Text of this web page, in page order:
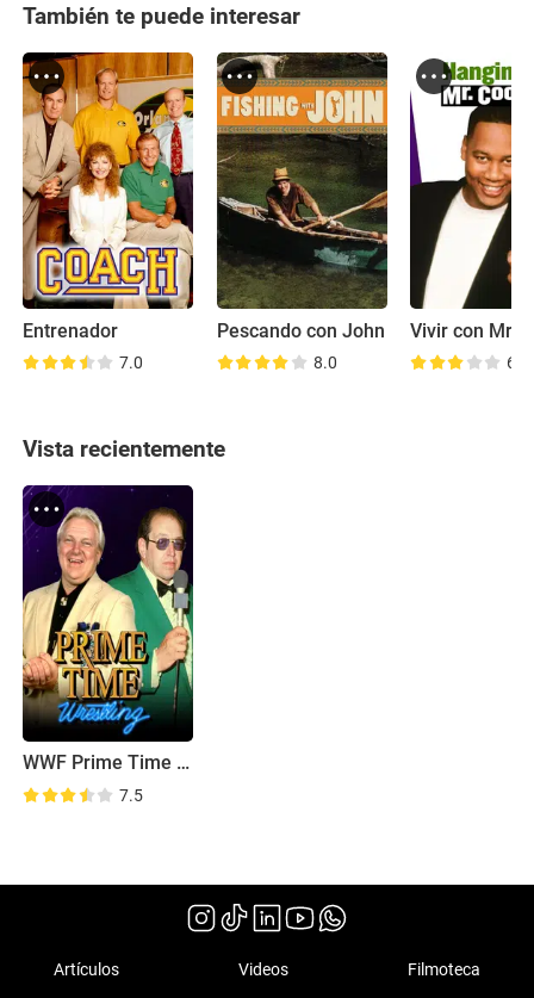
También te puede interesar
Entrenador
7.0
Pescando con John
8.0 6.4
Vista recientemente
WWF Prime Time Wrestling
7.5
Artículos Videos Filmoteca